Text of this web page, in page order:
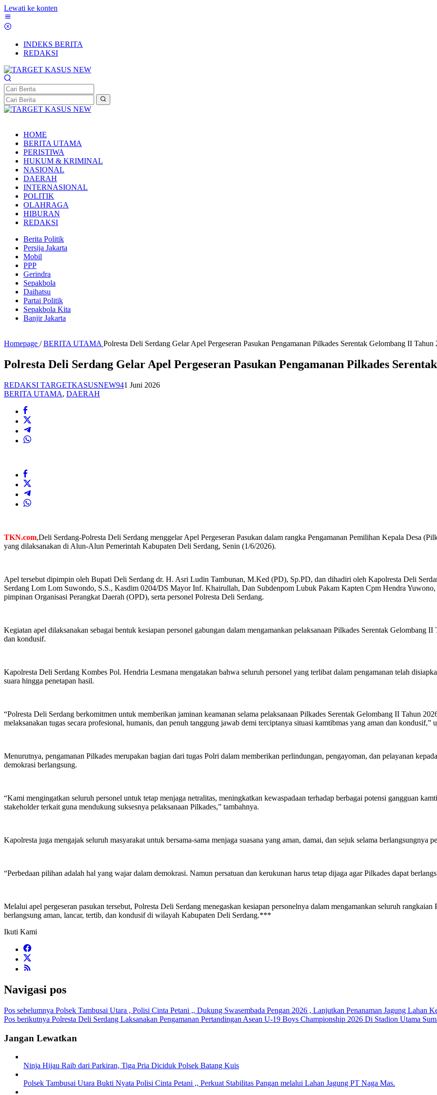
Lewati ke konten
INDEKS BERITA
REDAKSI
HOME
BERITA UTAMA
PERISTIWA
HUKUM & KRIMINAL
NASIONAL
DAERAH
INTERNASIONAL
POLITIK
OLAHRAGA
HIBURAN
REDAKSI
Berita Politik
Persija Jakarta
Mobil
PPP
Gerindra
Sepakbola
Daihatsu
Partai Politik
Sepakbola Kita
Banjir Jakarta
Homepage / BERITA UTAMA Polresta Deli Serdang Gelar Apel Pergeseran Pasukan Pengamanan Pilkades Serentak Gelombang II Tahun
Polresta Deli Serdang Gelar Apel Pergeseran Pasukan Pengamanan Pilkades
REDAKSI TARGETKASUSNEW941 Juni 2026
BERITA UTAMA, DAERAH
TKN.com,Deli Serdang-Polresta Deli Serdang menggelar Apel Pergeseran Pasukan dalam rangka Pengamanan Pemilihan Kepala Desa
yang dilaksanakan di Alun-Alun Pemerintah Kabupaten Deli Serdang, Senin (1/6/2026).
Apel tersebut dipimpin oleh Bupati Deli Serdang dr. H. Asri Ludin Tambunan, M.Ked (PD), Sp.PD, dan dihadiri oleh Kapolresta Deli
Serdang Lom Lom Suwondo, S.S., Kasdim 0204/DS Mayor Inf. Khairullah, Dan Subdenpom Lubuk Pakam Kapten Cpm Hendra Yuwono,
pimpinan Organisasi Perangkat Daerah (OPD), serta personel Polresta Deli Serdang.
Kegiatan apel dilaksanakan sebagai bentuk kesiapan personel gabungan dalam mengamankan pelaksanaan Pilkades Serentak Gelombang
dan kondusif.
Kapolresta Deli Serdang Kombes Pol. Hendria Lesmana mengatakan bahwa seluruh personel yang terlibat dalam pengamanan telah
suara hingga penetapan hasil.
“Polresta Deli Serdang berkomitmen untuk memberikan jaminan keamanan selama pelaksanaan Pilkades Serentak Gelombang II Tahun
melaksanakan tugas secara profesional, humanis, dan penuh tanggung jawab demi terciptanya situasi kamtibmas yang aman dan kondusif,”
Menurutnya, pengamanan Pilkades merupakan bagian dari tugas Polri dalam memberikan perlindungan, pengayoman, dan pelayanan
demokrasi berlangsung.
“Kami mengingatkan seluruh personel untuk tetap menjaga netralitas, meningkatkan kewaspadaan terhadap berbagai potensi gangguan
stakeholder terkait guna mendukung suksesnya pelaksanaan Pilkades,” tambahnya.
Kapolresta juga mengajak seluruh masyarakat untuk bersama-sama menjaga suasana yang aman, damai, dan sejuk selama berlangsungnya
“Perbedaan pilihan adalah hal yang wajar dalam demokrasi. Namun persatuan dan kerukunan harus tetap dijaga agar Pilkades dapat
Melalui apel pergeseran pasukan tersebut, Polresta Deli Serdang menegaskan kesiapan personelnya dalam mengamankan seluruh
berlangsung aman, lancar, tertib, dan kondusif di wilayah Kabupaten Deli Serdang.***
Ikuti Kami
Navigasi pos
Pos sebelumnya Polsek Tambusai Utara , Polisi Cinta Petani ,, Dukung Swasembada Pengan 2026 , Lanjutkan Penanaman Jagung Lahan
Pos berikutnya Polresta Deli Serdang Laksanakan Pengamanan Pertandingan Asean U-19 Boys Championship 2026 Di Stadion Utama
Jangan Lewatkan
Ninja Hijau Raib dari Parkiran, Tiga Pria Diciduk Polsek Batang Kuis
Polsek Tambusai Utara Bukti Nyata Polisi Cinta Petani ,, Perkuat Stabilitas Pangan melalui Lahan Jagung PT Naga Mas.